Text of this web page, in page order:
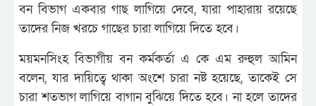
বন বিভাগ একবার গাছ লাগিয়ে দেবে, যারা পাহারায় রয়েছে
তাদের নিজ খরচে গাছের চারা লাগিয়ে দিতে হবে।
ময়মনসিংহ বিভাগীয় বন কর্মকর্তা এ কে এম রুহুল আমিন
বলেন, যার দায়িত্বে থাকা অংশে চারা নষ্ট হয়েছে, তাকেই সে
চারা শতভাগ লাগিয়ে বাগান বুঝিয়ে দিতে হবে। না হলে তাদের